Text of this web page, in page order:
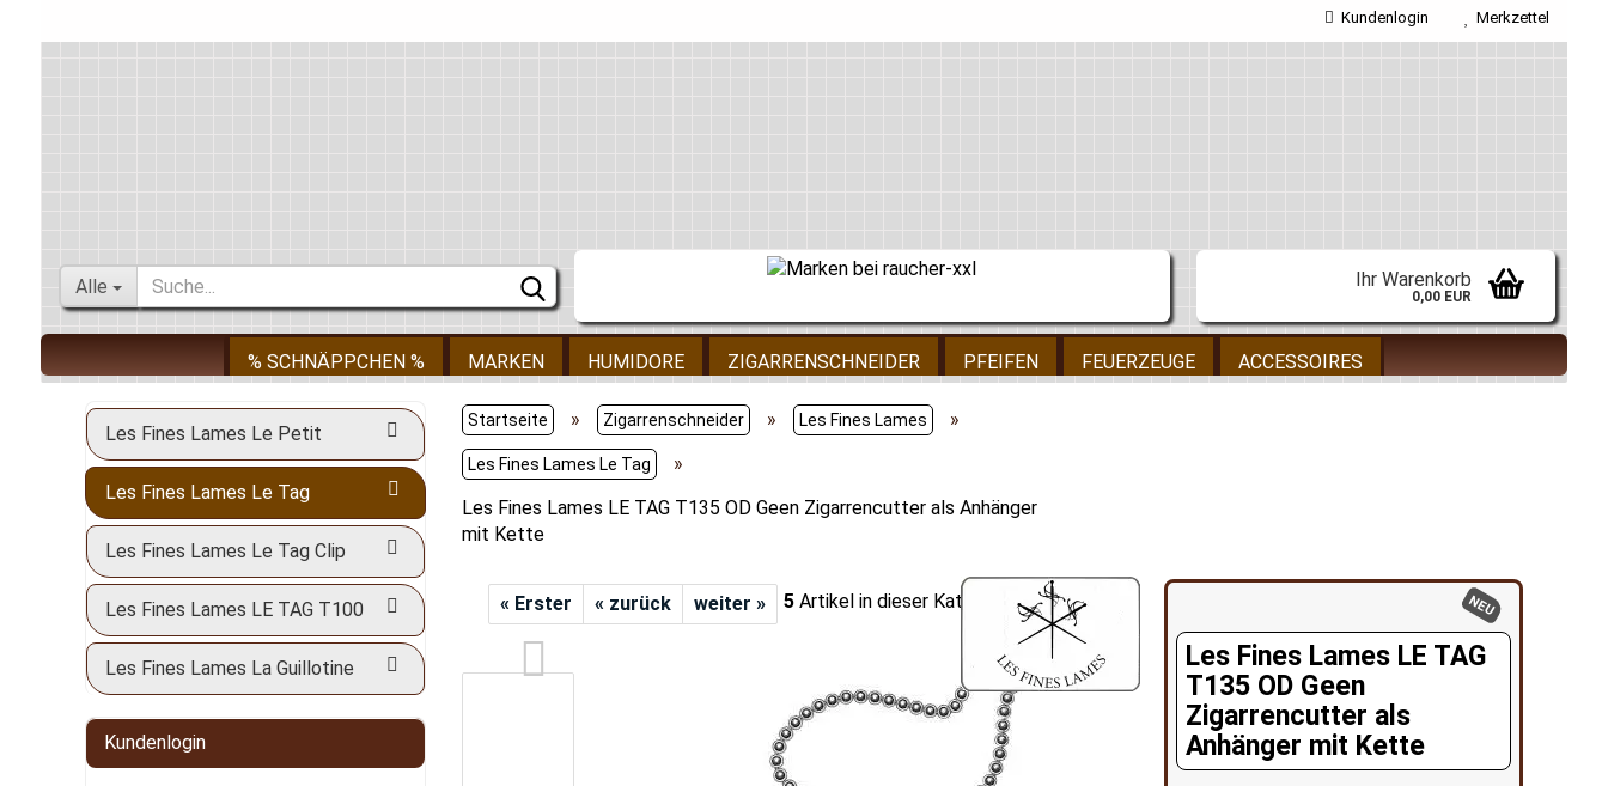
Kundenlogin
Konto erstellen
Passwort vergessen?
Merkzettel
Alle Ihr Warenkorb
0,00 EUR
% SCHNÄPPCHEN % MARKEN HUMIDORE ZIGARRENSCHNEIDER PFEIFEN FEUERZEUGE ACCESSOIRES
Startseite » Zigarrenschneider » Les Fines Lames »
Les Fines Lames Le Tag
»
Les Fines Lames LE TAG T135 OD Geen Zigarrencutter als Anhänger
mit Kette
« Erster « zurück weiter » 5 Artikel in dieser Kategorie NEU
Les Fines Lames LE TAG
T135 OD Geen
Zigarrencutter als
Anhänger mit Kette
Les Fines Lames Le Petit
Les Fines Lames Le Tag
Les Fines Lames Le Tag Clip
Les Fines Lames LE TAG T100
Les Fines Lames La Guillotine
Kundenlogin